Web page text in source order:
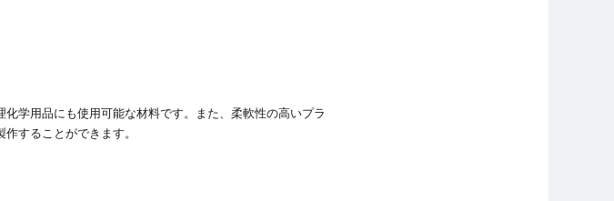
学用品にも使用可能な材料です。また、柔軟性の高いプラ
することができます。